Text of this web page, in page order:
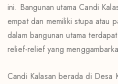
ini. Bangunan utama Candi
empat dan memiliki stupa atau
dalam bangunan utama
relief-relief yang
Candi Kalasan berada di Desa